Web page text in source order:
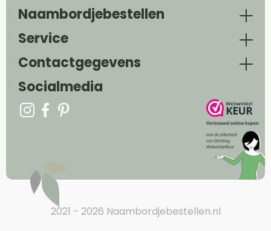
Naambordjebestellen
Service
Contactgegevens
Socialmedia
2021 - 2026 Naambordjebestellen.nl